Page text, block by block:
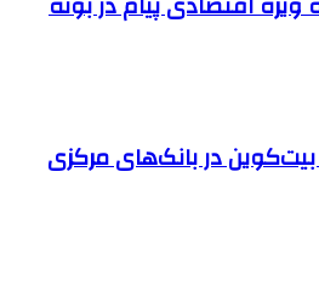
در بانک‌های مرکزی